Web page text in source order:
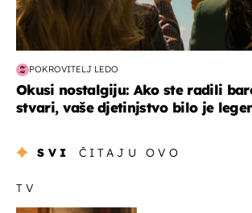
POKROVITELJ LEDO
Okusi nostalgiju: Ako ste radili
stvari, vaše djetinjstvo bilo je
SVI ČITAJU OVO
TV